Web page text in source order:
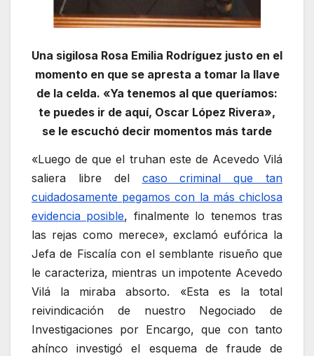
Una sigilosa Rosa Emilia Rodríguez justo en el
momento en que se apresta a tomar la llave
de la celda. «Ya tenemos al que queríamos:
te puedes ir de aquí, Oscar López Rivera»,
se le escuchó decir momentos más tarde
«Luego de que el truhan este de Acevedo Vilá
saliera libre del caso criminal que tan
cuidadosamente pegamos con la más chiclosa
evidencia posible, finalmente lo tenemos tras
las rejas como merece», exclamó eufórica la
Jefa de Fiscalía con el semblante risueño que
le caracteriza, mientras un impotente Acevedo
Vilá la miraba absorto. «Esta es la total
reivindicación de nuestro Negociado de
Investigaciones por Encargo, que con tanto
ahínco investigó el esquema de fraude de